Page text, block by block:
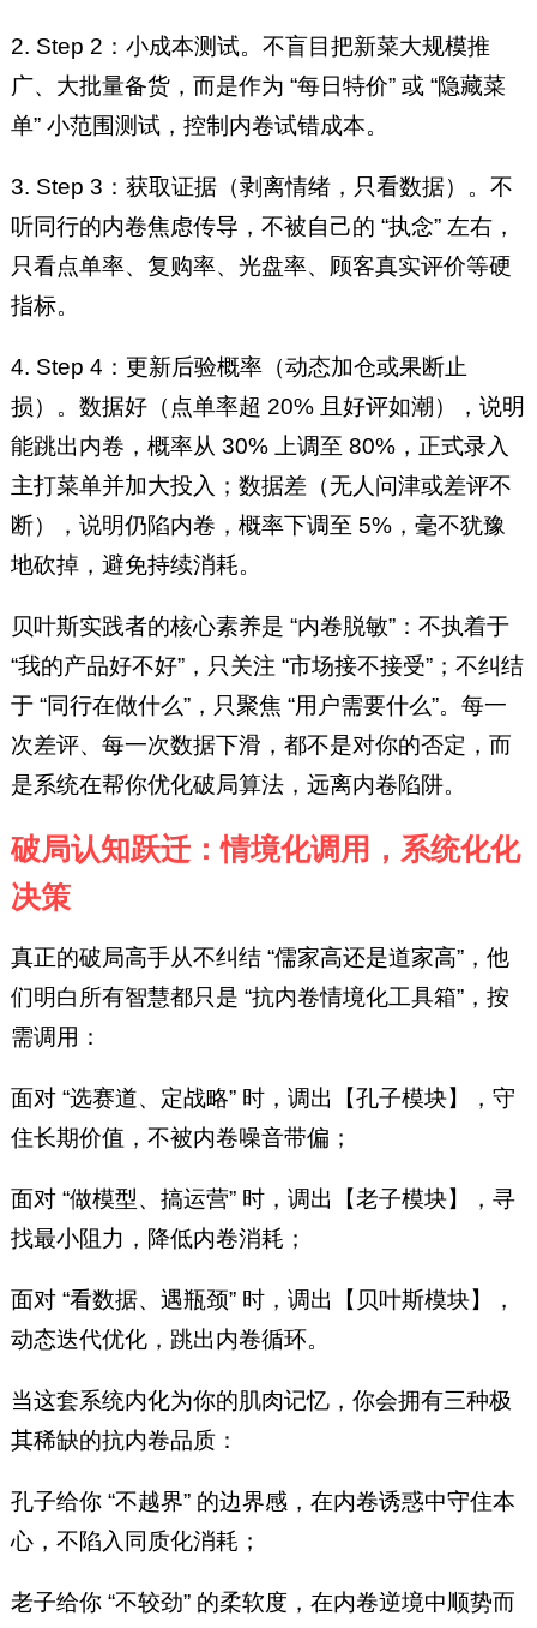
2. Step 2：小成本测试。不盲目把新菜大规模推
广、大批量备货，而是作为 “每日特价” 或 “隐藏菜
单” 小范围测试，控制内卷试错成本。
3. Step 3：获取证据（剥离情绪，只看数据）。不
听同行的内卷焦虑传导，不被自己的 “执念” 左右，
只看点单率、复购率、光盘率、顾客真实评价等硬
指标。
4. Step 4：更新后验概率（动态加仓或果断止
损）。数据好（点单率超 20% 且好评如潮），说明
能跳出内卷，概率从 30% 上调至 80%，正式录入
主打菜单并加大投入；数据差（无人问津或差评不
断），说明仍陷内卷，概率下调至 5%，毫不犹豫
地砍掉，避免持续消耗。
贝叶斯实践者的核心素养是 “内卷脱敏”：不执着于
“我的产品好不好”，只关注 “市场接不接受”；不纠结
于 “同行在做什么”，只聚焦 “用户需要什么”。每一
次差评、每一次数据下滑，都不是对你的否定，而
是系统在帮你优化破局算法，远离内卷陷阱。
破局认知跃迁：情境化调用，系统化化
决策
真正的破局高手从不纠结 “儒家高还是道家高”，他
们明白所有智慧都只是 “抗内卷情境化工具箱”，按
需调用：
面对 “选赛道、定战略” 时，调出【孔子模块】，守
住长期价值，不被内卷噪音带偏；
面对 “做模型、搞运营” 时，调出【老子模块】，寻
找最小阻力，降低内卷消耗；
面对 “看数据、遇瓶颈” 时，调出【贝叶斯模块】，
动态迭代优化，跳出内卷循环。
当这套系统内化为你的肌肉记忆，你会拥有三种极
其稀缺的抗内卷品质：
孔子给你 “不越界” 的边界感，在内卷诱惑中守住本
心，不陷入同质化消耗；
老子给你 “不较劲” 的柔软度，在内卷逆境中顺势而